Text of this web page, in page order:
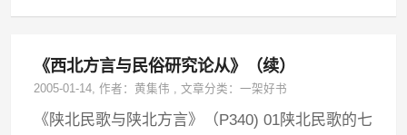
《西北方言与民俗研究论从》（续）
2005-01-14, 作者：黄集伟 ,文章分类：一架好书
《陕北民歌与陕北方言》（P340) 01陕北民歌的七